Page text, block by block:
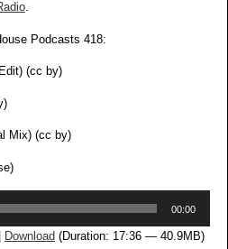
.
Podcasts 418:
(cc by)
Mix) (cc by)
00:00
Download (Duration: 17:36 — 40.9MB)